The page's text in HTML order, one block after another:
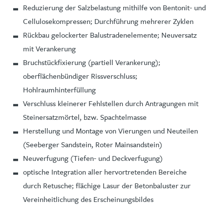
Reduzierung der Salzbelastung mithilfe von Bentonit- und
Cellulosekompressen; Durchführung mehrerer Zyklen
Rückbau gelockerter Balustradenelemente; Neuversatz
mit Verankerung
Bruchstückfixierung (partiell Verankerung);
oberflächenbündiger Rissverschluss;
Hohlraumhinterfüllung
Verschluss kleinerer Fehlstellen durch Antragungen mit
Steinersatzmörtel, bzw. Spachtelmasse
Herstellung und Montage von Vierungen und Neuteilen
(Seeberger Sandstein, Roter Mainsandstein)
Neuverfugung (Tiefen- und Deckverfugung)
optische Integration aller hervortretenden Bereiche
durch Retusche; flächige Lasur der Betonbaluster zur
Vereinheitlichung des Erscheinungsbildes